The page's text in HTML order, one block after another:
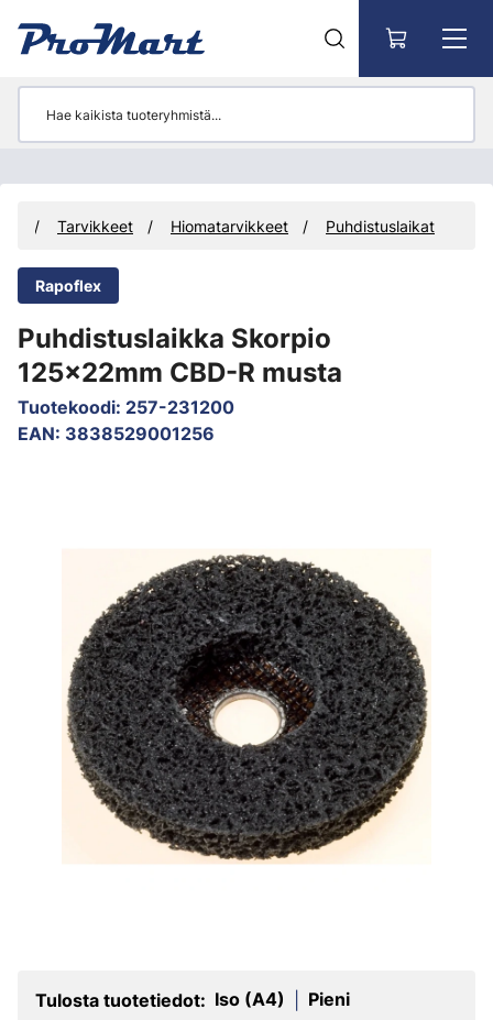
Tarvikkeet Hiomatarvikkeet Puhdistuslaikat
Rapoflex
Puhdistuslaikka Skorpio
125x22mm CBD-R musta
Tuotekoodi: 257-231200
EAN: 3838529001256
Tulosta tuotetiedot: Iso (A4) Pieni